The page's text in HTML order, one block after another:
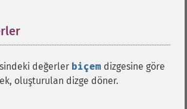
değerler biçem dizgesine göre
oluşturulan dizge döner.